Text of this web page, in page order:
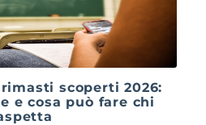
scoperti 2026:
e cosa può fare chi